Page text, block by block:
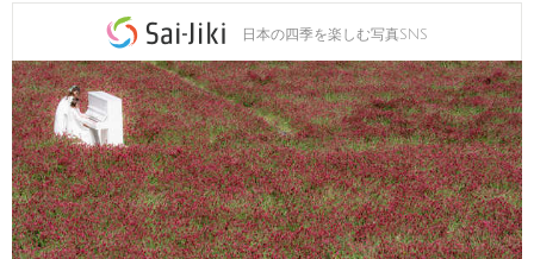
日本の四季を楽しむ写真SNS